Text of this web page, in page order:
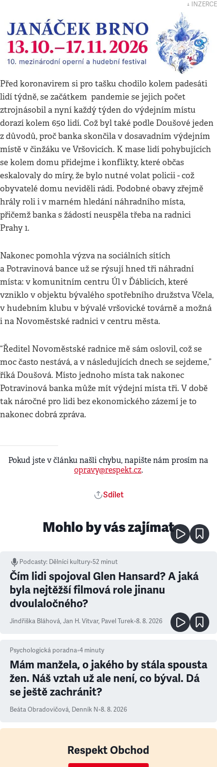
↓ INZERCE
Před koronavirem si pro tašku chodilo kolem padesáti
lidí týdně, se začátkem pandemie se jejich počet
ztrojnásobil a nyní každý týden do výdejním místu
dorazí kolem 650 lidí. Což byl také podle Doušové jeden
z důvodů, proč banka skončila v dosavadním výdejním
místě v činžáku ve Vršovicích. K mase lidí pohybujících
se kolem domu přidejme i konflikty, které občas
eskalovaly do míry, že bylo nutné volat policii - což
obyvatelé domu neviděli rádi. Podobné obavy zřejmě
hrály roli i v marném hledání náhradního místa,
přičemž banka s žádostí neuspěla třeba na radnici
Prahy 1.
Nakonec pomohla výzva na sociálních sítích
a Potravinová bance už se rýsují hned tři náhradní
místa: v komunitním centru Úl v Ďáblicích, které
vzniklo v objektu bývalého spotřebního družstva Včela,
v hudebním klubu v bývalé vršovické továrně a možná
i na Novoměstské radnici v centru města.
“Ředitel Novoměstské radnice mě sám oslovil, což se
moc často nestává, a v následujících dnech se sejdeme,”
říká Doušová. Místo jednoho místa tak nakonec
Potravinová banka může mít výdejní místa tři. V době
tak náročné pro lidi bez ekonomického zázemí je to
nakonec dobrá zpráva.
Pokud jste v článku našli chybu, napište nám prosím na
opravy@respekt.cz.
Sdílet
Mohlo by vás zajímat
Podcasty: Dělníci kultury•52 minut
Čím lidi spojoval Glen Hansard? A jaká
byla nejtěžší filmová role jinanu
dvoulaločného?
Jindřiška Bláhová, Jan H. Vitvar, Pavel Turek•8. 8. 2026
Psychologická poradna•4 minuty
Mám manžela, o jakého by stála spousta
žen. Náš vztah už ale není, co býval. Dá
se ještě zachránit?
Beáta Obradovičová, Denník N•8. 8. 2026
Respekt Obchod